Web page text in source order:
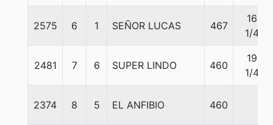
2575 6 1 SEÑOR LUCAS 467
16
1/4
2481 7 6 SUPER LINDO 460
19
1/4
2374 8 5 EL ANFIBIO 460